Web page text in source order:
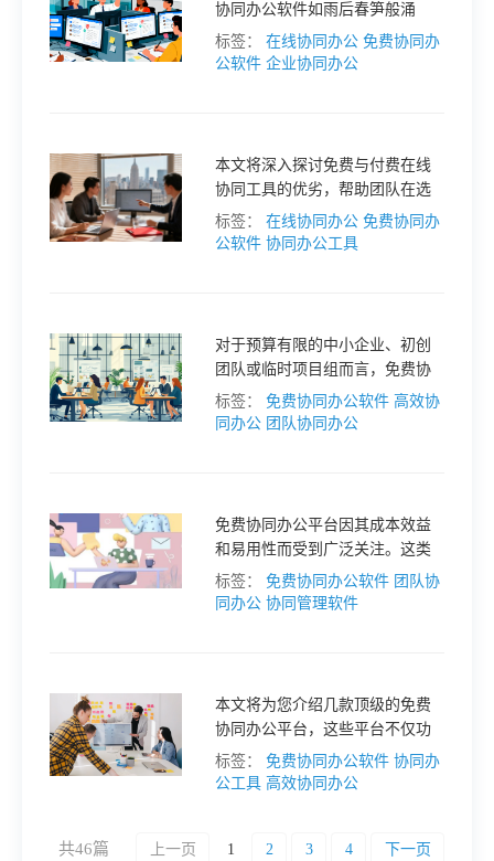
协同办公软件如雨后春笋般涌
现，为用户提供了丰富的选择。
接下来，就让我们一起盘点那些
标签： 在线协同办公 免费协同办
公软件 企业协同办公
本文将深入探讨免费与付费在线
协同工具的优劣，帮助团队在选
型过程中避免资源浪费与功能不
足，从而做出明智的决策。
标签： 在线协同办公 免费协同办
公软件 协同办公工具
对于预算有限的中小企业、初创
团队或临时项目组而言，免费协
同办公平台不仅能降低成本压
力，更能通过高效的信息流转与
到适配的协作方案。
标签： 免费协同办公软件 高效协
同办公 团队协同办公
免费协同办公平台因其成本效益
和易用性而受到广泛关注。这类
平台不仅能够帮助团队降低成
本，还能显著提升工作效率。本
标签： 免费协同办公软件 团队协
同办公 协同管理软件
本文将为您介绍几款顶级的免费
协同办公平台，这些平台不仅功
能全面，而且用户友好，能够让
您的团队管理更加得心应手。
标签： 免费协同办公软件 协同办
公工具 高效协同办公
共46篇 上一页 1 2 3 4 下一页